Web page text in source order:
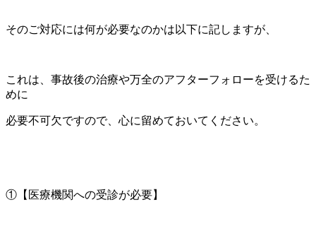
そのご対応には何が必要なのかは以下に記しますが、
これは、事故後の治療や万全のアフターフォローを受けるた
めに
必要不可欠ですので、心に留めておいてください。
①【医療機関への受診が必要】